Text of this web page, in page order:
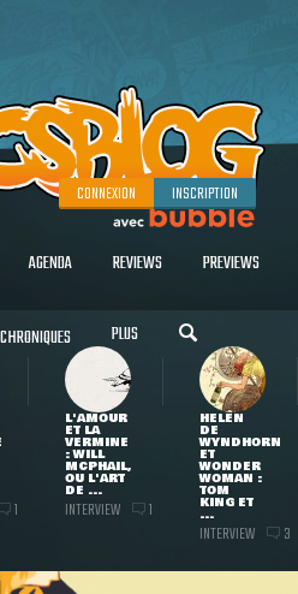
CONNEXION INSCRIPTION
AGENDA REVIEWS PREVIEWS
CHRONIQUES PLUS
1
L'AMOUR
ET LA
VERMINE
: WILL
MCPHAIL,
OU L'ART
DE ...
INTERVIEW 1
HELEN
DE
WYNDHORN
ET
WONDER
WOMAN :
TOM
KING ET
...
INTERVIEW 3